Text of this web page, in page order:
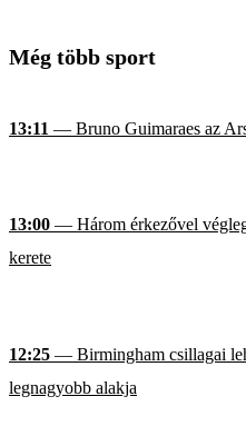
Még több sport
13:11 — Bruno Guimaraes az
13:00 — Három érkezővel
kerete
12:25 — Birmingham csillagai
legnagyobb alakja